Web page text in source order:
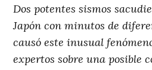
Dos potentes sismos
Japón con minutos de
causó este inusual
expertos sobre una posible